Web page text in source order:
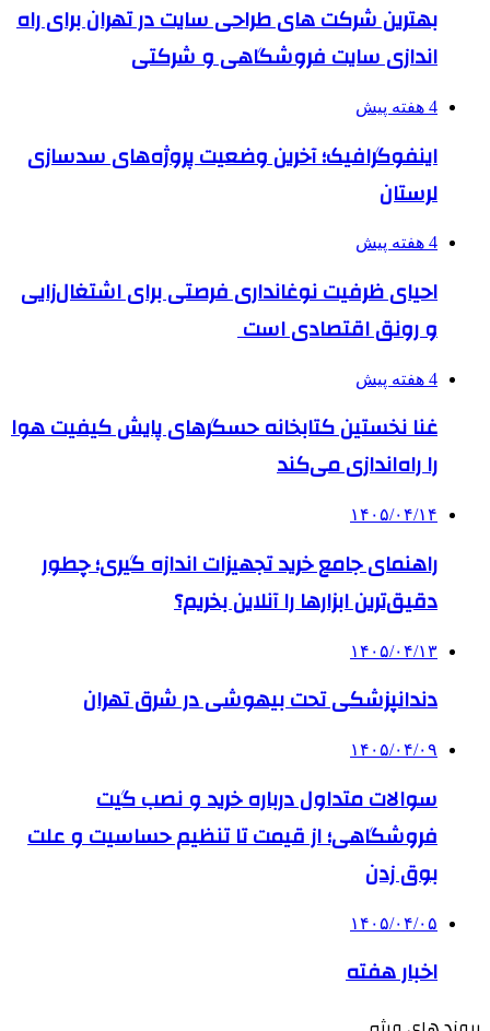
بهترین شرکت های طراحی سایت در تهران برای راه
اندازی سایت فروشگاهی و شرکتی
4 هفته پیش
اینفوگرافیک؛ آخرین وضعیت پروژه‌های سدسازی
لرستان
4 هفته پیش
احیای ظرفیت نوغانداری فرصتی برای اشتغال‌زایی
و رونق اقتصادی است
4 هفته پیش
غنا نخستین کتابخانه حسگرهای پایش کیفیت هوا
را راه‌اندازی می‌کند
۱۴۰۵/۰۴/۱۴
راهنمای جامع خرید تجهیزات اندازه گیری؛ چطور
دقیق‌ترین ابزارها را آنلاین بخریم؟
۱۴۰۵/۰۴/۱۳
دندانپزشکی تحت بیهوشی در شرق تهران
۱۴۰۵/۰۴/۰۹
سوالات متداول درباره خرید و نصب گیت
فروشگاهی؛ از قیمت تا تنظیم حساسیت و علت
بوق زدن
۱۴۰۵/۰۴/۰۵
اخبار هفته